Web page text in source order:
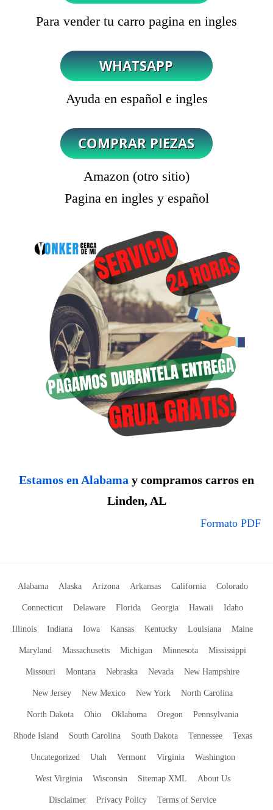
Para vender tu carro pagina en ingles
Ayuda en español e ingles
Amazon (otro sitio)
Pagina en ingles y español
Estamos en Alabama y compramos carros en
Linden, AL
Formato PDF
Alabama Alaska Arizona Arkansas California Colorado
Connecticut Delaware Florida Georgia Hawaii Idaho
Illinois Indiana Iowa Kansas Kentucky Louisiana Maine
Maryland Massachusetts Michigan Minnesota Mississippi
Missouri Montana Nebraska Nevada New Hampshire
New Jersey New Mexico New York North Carolina
North Dakota Ohio Oklahoma Oregon Pennsylvania
Rhode Island South Carolina South Dakota Tennessee Texas
Uncategorized Utah Vermont Virginia Washington
West Virginia Wisconsin Sitemap XML About Us
Disclaimer Privacy Policy Terms of Service